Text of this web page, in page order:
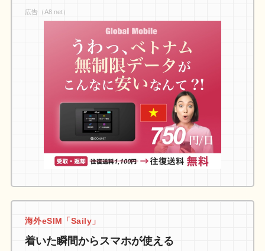
広告（A8.net）
海外eSIM「Saily」
着いた瞬間からスマホが使える